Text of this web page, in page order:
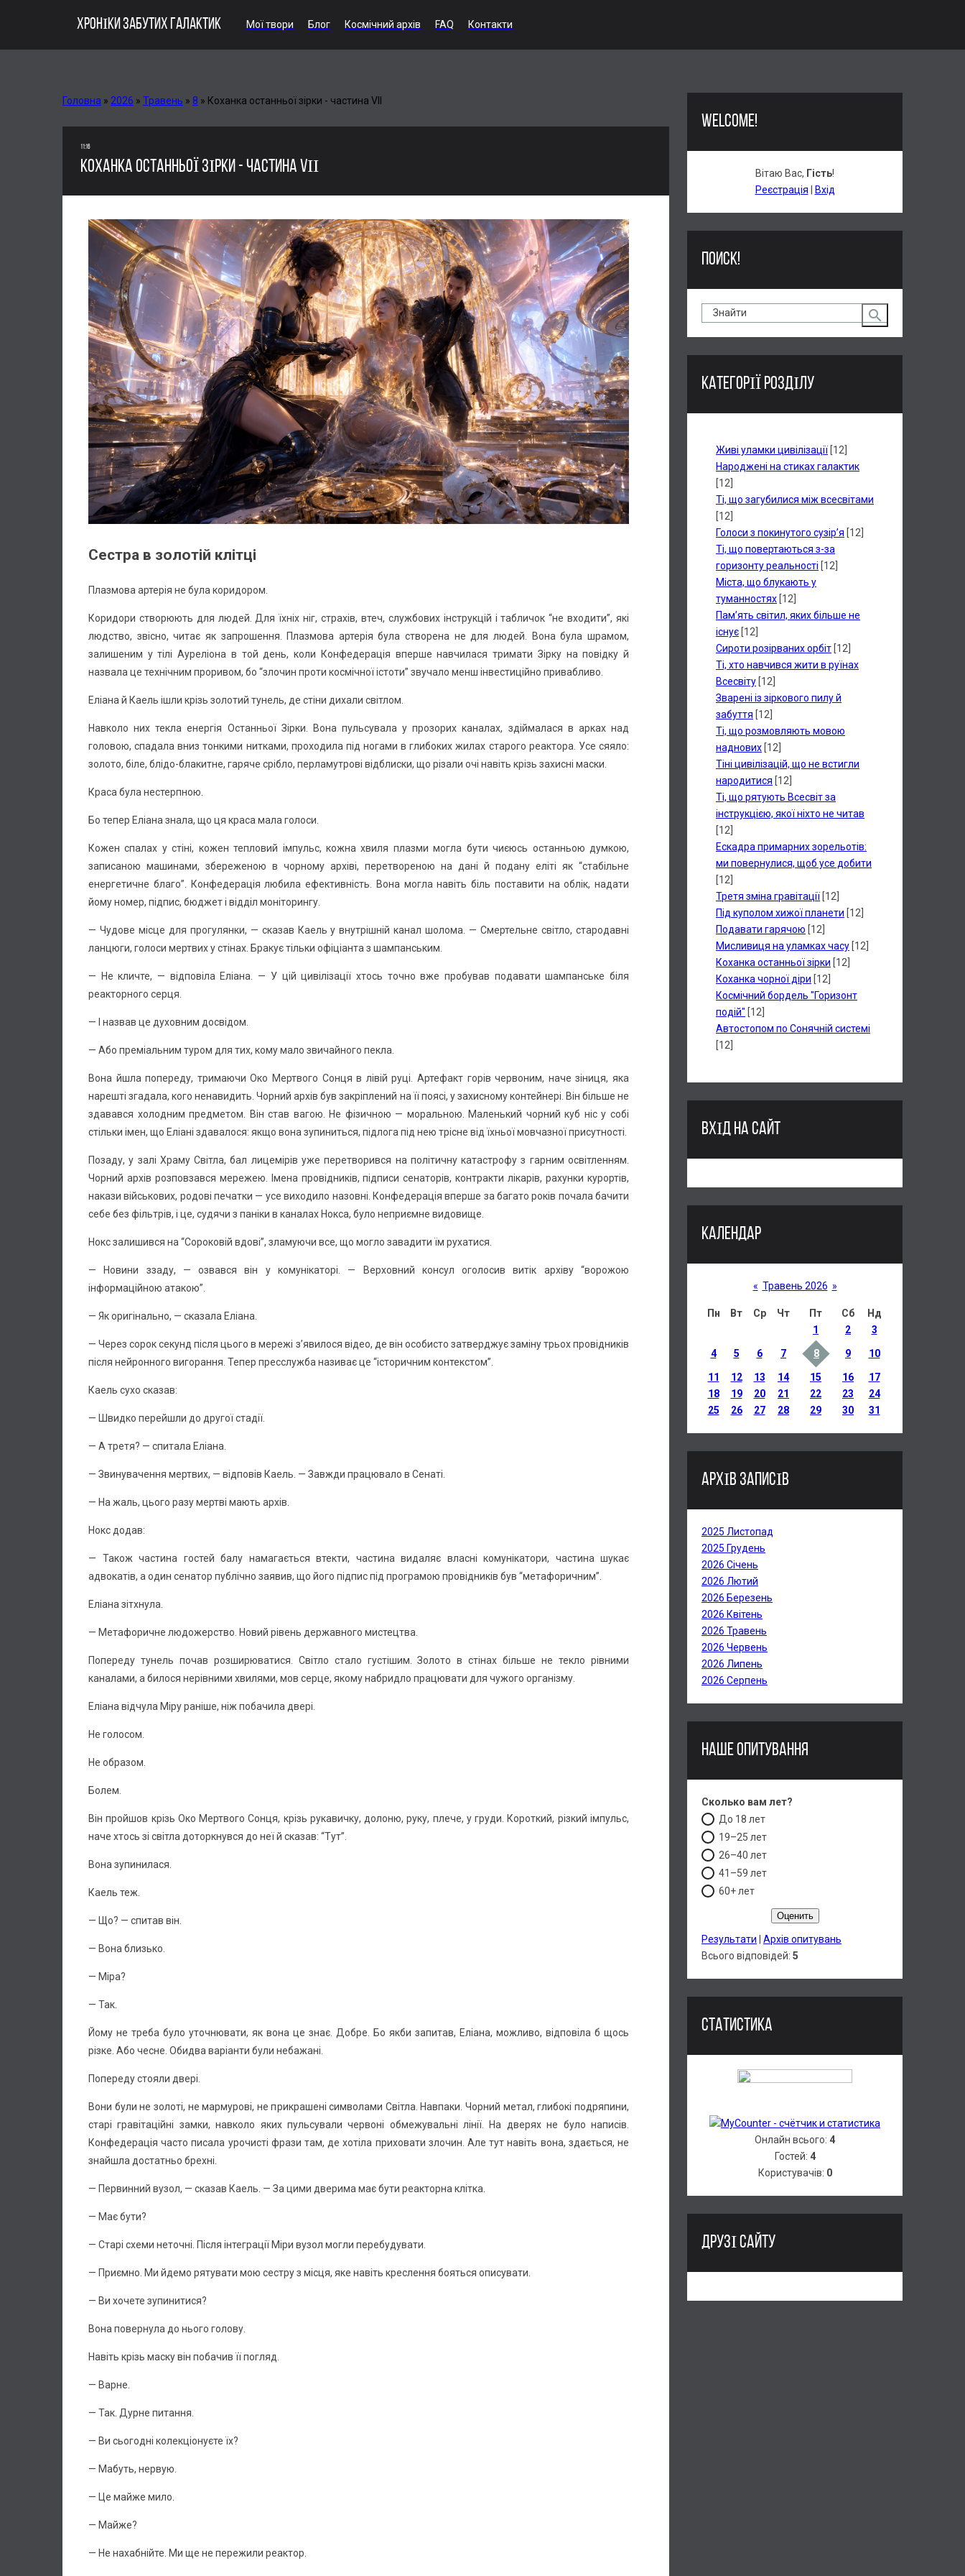
ХРОНІКИ ЗАБУТИХ ГАЛАКТИК Мої твори Блог Космічний архів FAQ Контакти
Головна » 2026 » Травень » 8 » Коханка останньої зірки - частина VІІ
11:16
КОХАНКА ОСТАННЬОЇ ЗІРКИ - ЧАСТИНА VІІ
Сестра в золотій клітці
Плазмова артерія не була коридором.
Коридори створюють для людей. Для їхніх ніг, страхів, втеч, службових інструкцій і табличок “не входити”, які
людство, звісно, читає як запрошення. Плазмова артерія була створена не для людей. Вона була шрамом,
залишеним у тілі Ауреліона в той день, коли Конфедерація вперше навчилася тримати Зірку на повідку й
назвала це технічним проривом, бо “злочин проти космічної істоти” звучало менш інвестиційно привабливо.
Еліана й Каель ішли крізь золотий тунель, де стіни дихали світлом.
Навколо них текла енергія Останньої Зірки. Вона пульсувала у прозорих каналах, здіймалася в арках над
головою, спадала вниз тонкими нитками, проходила під ногами в глибоких жилах старого реактора. Усе сяяло:
золото, біле, блідо-блакитне, гаряче срібло, перламутрові відблиски, що різали очі навіть крізь захисні маски.
Краса була нестерпною.
Бо тепер Еліана знала, що ця краса мала голоси.
Кожен спалах у стіні, кожен тепловий імпульс, кожна хвиля плазми могла бути чиєюсь останньою думкою,
записаною машинами, збереженою в чорному архіві, перетвореною на дані й подану еліті як “стабільне
енергетичне благо”. Конфедерація любила ефективність. Вона могла навіть біль поставити на облік, надати
йому номер, підпис, бюджет і відділ моніторингу.
— Чудове місце для прогулянки, — сказав Каель у внутрішній канал шолома. — Смертельне світло, стародавні
ланцюги, голоси мертвих у стінах. Бракує тільки офіціанта з шампанським.
— Не кличте, — відповіла Еліана. — У цій цивілізації хтось точно вже пробував подавати шампанське біля
реакторного серця.
— І назвав це духовним досвідом.
— Або преміальним туром для тих, кому мало звичайного пекла.
Вона йшла попереду, тримаючи Око Мертвого Сонця в лівій руці. Артефакт горів червоним, наче зіниця, яка
нарешті згадала, кого ненавидить. Чорний архів був закріплений на її поясі, у захисному контейнері. Він більше не
здавався холодним предметом. Він став вагою. Не фізичною — моральною. Маленький чорний куб ніс у собі
стільки імен, що Еліані здавалося: якщо вона зупиниться, підлога під нею трісне від їхньої мовчазної присутності.
Позаду, у залі Храму Світла, бал лицемірів уже перетворився на політичну катастрофу з гарним освітленням.
Чорний архів розповзався мережею. Імена провідників, підписи сенаторів, контракти лікарів, рахунки курортів,
накази військових, родові печатки — усе виходило назовні. Конфедерація вперше за багато років почала бачити
себе без фільтрів, і це, судячи з паніки в каналах Нокса, було неприємне видовище.
Нокс залишився на “Сороковій вдові”, зламуючи все, що могло завадити їм рухатися.
— Новини ззаду, — озвався він у комунікаторі. — Верховний консул оголосив витік архіву “ворожою
інформаційною атакою”.
— Як оригінально, — сказала Еліана.
— Через сорок секунд після цього в мережі з’явилося відео, де він особисто затверджує заміну трьох провідників
після нейронного вигорання. Тепер пресслужба називає це “історичним контекстом”.
Каель сухо сказав:
— Швидко перейшли до другої стадії.
— А третя? — спитала Еліана.
— Звинувачення мертвих, — відповів Каель. — Завжди працювало в Сенаті.
— На жаль, цього разу мертві мають архів.
Нокс додав:
— Також частина гостей балу намагається втекти, частина видаляє власні комунікатори, частина шукає
адвокатів, а один сенатор публічно заявив, що його підпис під програмою провідників був “метафоричним”.
Еліана зітхнула.
— Метафоричне людожерство. Новий рівень державного мистецтва.
Попереду тунель почав розширюватися. Світло стало густішим. Золото в стінах більше не текло рівними
каналами, а билося нерівними хвилями, мов серце, якому набридло працювати для чужого організму.
Еліана відчула Міру раніше, ніж побачила двері.
Не голосом.
Не образом.
Болем.
Він пройшов крізь Око Мертвого Сонця, крізь рукавичку, долоню, руку, плече, у груди. Короткий, різкий імпульс,
наче хтось зі світла доторкнувся до неї й сказав: “Тут”.
Вона зупинилася.
Каель теж.
— Що? — спитав він.
— Вона близько.
— Міра?
— Так.
Йому не треба було уточнювати, як вона це знає. Добре. Бо якби запитав, Еліана, можливо, відповіла б щось
різке. Або чесне. Обидва варіанти були небажані.
Попереду стояли двері.
Вони були не золоті, не мармурові, не прикрашені символами Світла. Навпаки. Чорний метал, глибокі подряпини,
старі гравітаційні замки, навколо яких пульсували червоні обмежувальні лінії. На дверях не було написів.
Конфедерація часто писала урочисті фрази там, де хотіла приховати злочин. Але тут навіть вона, здається, не
знайшла достатньо брехні.
— Первинний вузол, — сказав Каель. — За цими дверима має бути реакторна клітка.
— Має бути?
— Старі схеми неточні. Після інтеграції Міри вузол могли перебудувати.
— Приємно. Ми йдемо рятувати мою сестру з місця, яке навіть креслення бояться описувати.
— Ви хочете зупинитися?
Вона повернула до нього голову.
Навіть крізь маску він побачив її погляд.
— Варне.
— Так. Дурне питання.
— Ви сьогодні колекціонуєте їх?
— Мабуть, нервую.
— Це майже мило.
— Майже?
— Не нахабнійте. Ми ще не пережили реактор.
WELCOME!
Вітаю Вас, Гість!
Реєстрація
Вхід
ПОИСК!
КАТЕГОРІЇ РОЗДІЛУ
Живі уламки цивілізації [12]
Народжені на стиках галактик
[12]
Ті, що загубилися між всесвітами
[12]
Голоси з покинутого сузір’я [12]
Ті, що повертаються з-за
горизонту реальності [12]
Міста, що блукають у
туманностях [12]
Пам’ять світил, яких більше не
існує [12]
Сироти розірваних орбіт [12]
Ті, хто навчився жити в руїнах
Всесвіту [12]
Зварені із зіркового пилу й
забуття [12]
Ті, що розмовляють мовою
наднових [12]
Тіні цивілізацій, що не встигли
народитися [12]
Ті, що рятують Всесвіт за
інструкцією, якої ніхто не читав
[12]
Ескадра примарних зорельотів:
ми повернулися, щоб усе добити
[12]
Третя зміна гравітації [12]
Під куполом хижої планети [12]
Подавати гарячою [12]
Мисливиця на уламках часу [12]
Коханка останньої зірки [12]
Коханка чорної діри [12]
Космічний бордель "Горизонт
подій" [12]
Автостопом по Сонячній системі
[12]
ВХІД НА САЙТ
КАЛЕНДАР
« Травень 2026 »
Пн Вт Ср Чт Пт Сб
Нд
1
2 3
4 5 6 7 8 9 10
11 12 13 14 15 16
17
18
19 20 21 22 23
24
25
26 27 28 29 30 31
АРХІВ ЗАПИСІВ
2025 Листопад
2025 Грудень
2026 Січень
2026 Лютий
2026 Березень
2026 Квітень
2026 Травень
2026 Червень
2026 Липень
2026 Серпень
НАШЕ ОПИТУВАННЯ
Сколько вам лет?
До 18 лет
19–25 лет
26–40 лет
41–59 лет
60+ лет
Результати
Архів опитувань
Всього відповідей: 5
СТАТИСТИКА
Онлайн всього: 4
Гостей: 4
Користувачів: 0
ДРУЗІ САЙТУ